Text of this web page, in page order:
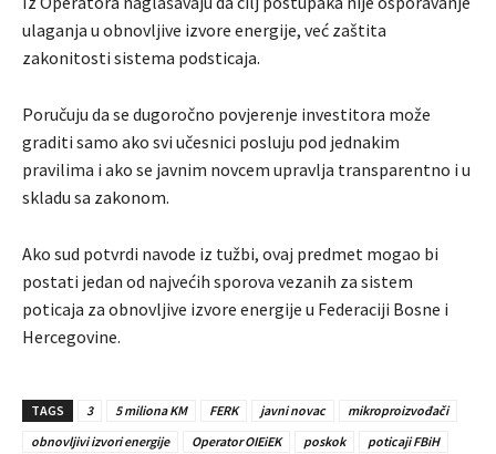
ulaganja u obnovljive izvore energije, već zaštita
zakonitosti sistema podsticaja.
Poručuju da se dugoročno povjerenje investitora može
graditi samo ako svi učesnici posluju pod jednakim
pravilima i ako se javnim novcem upravlja transparentno i u
skladu sa zakonom.
Ako sud potvrdi navode iz tužbi, ovaj predmet mogao bi
postati jedan od najvećih sporova vezanih za sistem
poticaja za obnovljive izvore energije u Federaciji Bosne i
Hercegovine.
TAGS 3 5 miliona KM FERK javni novac
mikroproizvođači
obnovljivi izvori energije
Operator OIEiEK poskok
poticaji FBiH